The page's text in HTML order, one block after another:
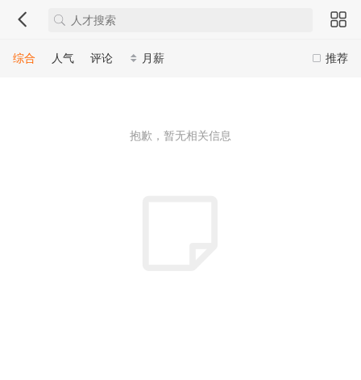
推荐
综合 人气 评论 月薪
抱歉，暂无相关信息